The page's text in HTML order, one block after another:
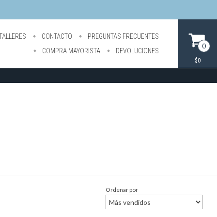
CONTACTO
PREGUNTAS FRECUENTES
COMPRA MAYORISTA
DEVOLUCIONES
0
$0
Ordenar por